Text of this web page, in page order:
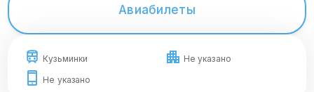
Авиабилеты
Кузьминки
Не указано
Не указано